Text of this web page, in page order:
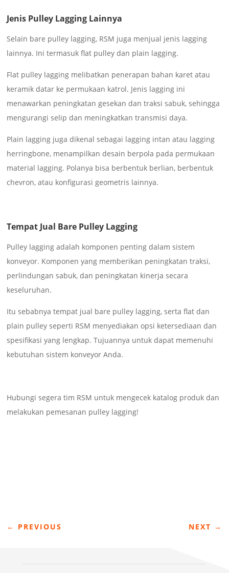
Jenis Pulley Lagging Lainnya
Selain bare pulley lagging, RSM juga menjual jenis lagging
lainnya. Ini termasuk flat pulley dan plain lagging.
Flat pulley lagging melibatkan penerapan bahan karet atau
keramik datar ke permukaan katrol. Jenis lagging ini
menawarkan peningkatan gesekan dan traksi sabuk, sehingga
mengurangi selip dan meningkatkan transmisi daya.
Plain lagging juga dikenal sebagai lagging intan atau lagging
herringbone, menampilkan desain berpola pada permukaan
material lagging. Polanya bisa berbentuk berlian, berbentuk
chevron, atau konfigurasi geometris lainnya.
Tempat Jual Bare Pulley Lagging
Pulley lagging adalah komponen penting dalam sistem
konveyor. Komponen yang memberikan peningkatan traksi,
perlindungan sabuk, dan peningkatan kinerja secara
keseluruhan.
Itu sebabnya tempat jual bare pulley lagging, serta flat dan
plain pulley seperti RSM menyediakan opsi ketersediaan dan
spesifikasi yang lengkap. Tujuannya untuk dapat memenuhi
kebutuhan sistem konveyor Anda.
Hubungi segera tim RSM untuk mengecek katalog produk dan
melakukan pemesanan pulley lagging!
← PREVIOUS NEXT →